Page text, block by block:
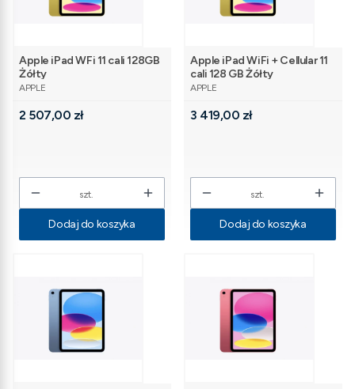
Apple iPad WFi 11 cali 128GB
Żółty
PRODUCENT
APPLE
Cena
2 507,00 zł
szt.
Dodaj do koszyka
Apple iPad WiFi + Cellular 11
cali 128 GB Żółty
PRODUCENT
APPLE
Cena
3 419,00 zł
szt.
Dodaj do koszyka